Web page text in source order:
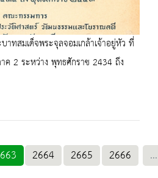
าทสมเด็จพระจุลจอมเกล้าเจ้าอยู่หัว ที่
ค 2 ระหว่าง พุทธศักราช 2434 ถึง
2664 2665 2666 ...